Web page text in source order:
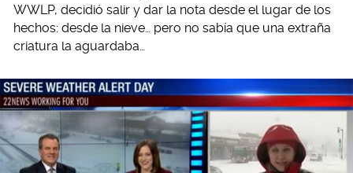
WWLP, decidió salir y dar la nota desde el lugar de los
hechos: desde la nieve… pero no sabía que una extraña
criatura la aguardaba…